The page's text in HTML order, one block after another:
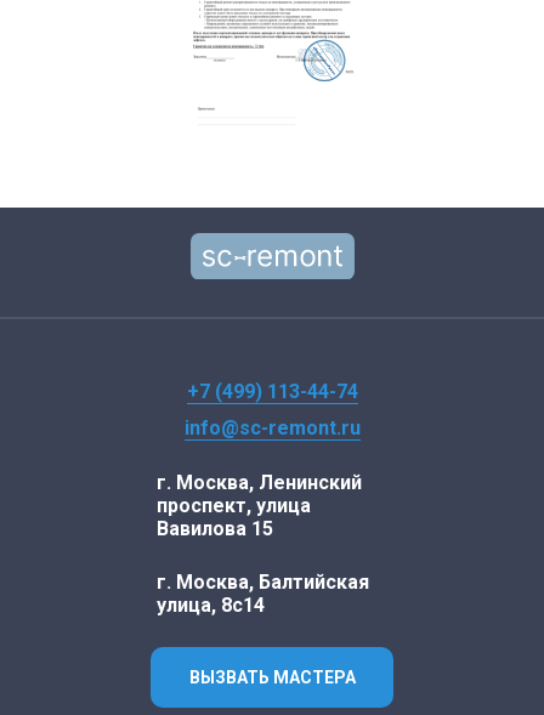
+7 (499) 113-44-74
info@sc-remont.ru
г. Москва, Ленинский
проспект, улица
Вавилова 15
г. Москва, Балтийская
улица, 8с14
ВЫЗВАТЬ МАСТЕРА